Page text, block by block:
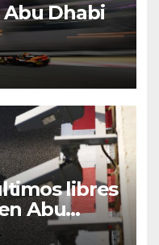
Dhabi
libres
Abu